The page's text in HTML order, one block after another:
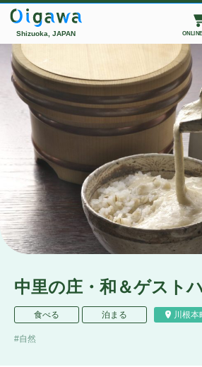
Shizuoka, JAPAN
中里の庄・和＆ゲスト
食べる 泊まる 川根本
自然